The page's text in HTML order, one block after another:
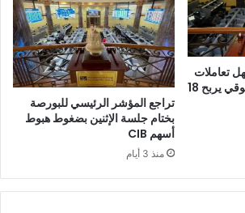
تعاملات
الثلاثاء ورأس المال السوقي يربح 18
تراجع المؤشر الرئيسي للبورصة
بختام جلسة الإثنين بضغوط هبوط
أسهم CIB
منذ 3 أيام